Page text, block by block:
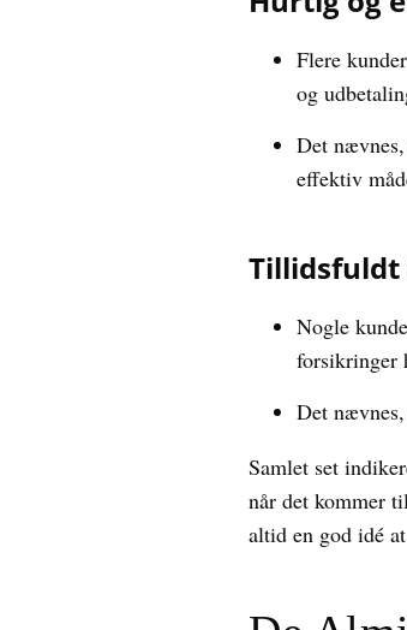
Flere
og
Det
effektiv
Tillidsfuldt
Nogle
forsikringer
Det
Samlet set
når det kommer
altid en god idé